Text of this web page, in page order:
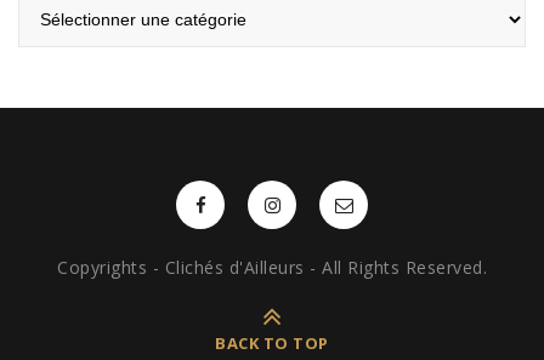
Copyrights - Clichés d'Ailleurs - All Rights Reserved.
BACK TO TOP